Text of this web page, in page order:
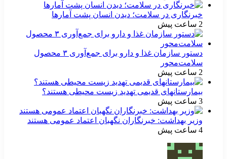
خبرنگاری در سلامت؛ دیدن انسان پشت آمارها
2 ساعت پیش
دستور سازمان غذا و دارو برای جمع‌آوری ۳ محصول
سلامت‌محور
2 ساعت پیش
بیمارستانهای قدیمی تهدید زیست محیطی هستند؟
3 ساعت پیش
وزیر بهداشت: خبرنگاران نگهبان اعتماد عمومی هستند
4 ساعت پیش